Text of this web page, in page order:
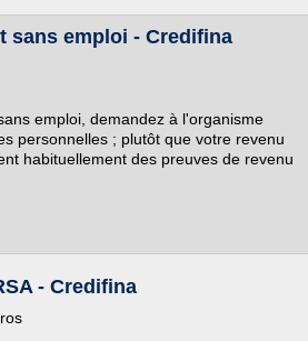
sans emploi - Credifina
emploi, demandez à l'organisme
personnelles ; plutôt que votre revenu
habituellement des preuves de revenu
- Credifina